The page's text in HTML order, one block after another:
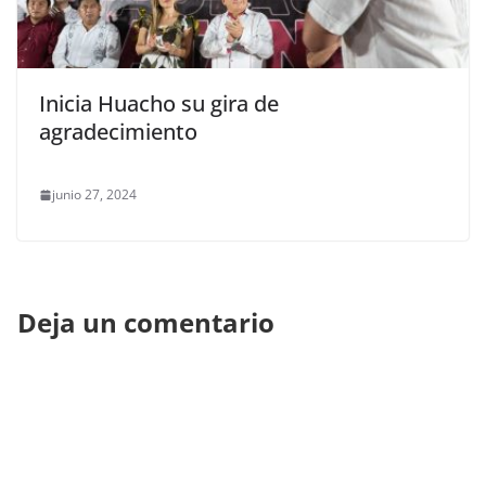
Inicia Huacho su gira de
agradecimiento
junio 27, 2024
Deja un comentario